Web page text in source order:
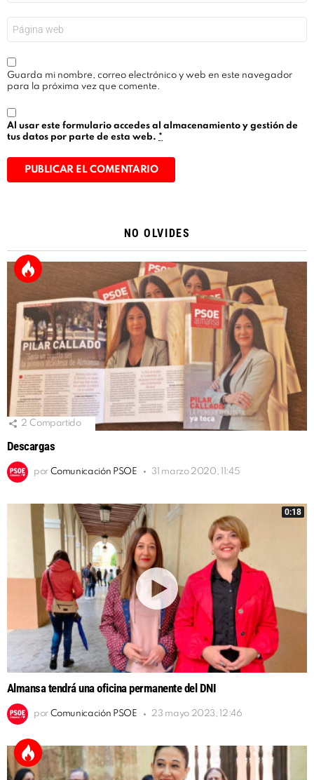
*
Guarda mi nombre, correo electrónico y web en este navegador
para la próxima vez que comente.
Al usar este formulario accedes al almacenamiento y gestión de
tus datos por parte de esta web. *
NO OLVIDES
2 Compartido
Descargas
por Comunicación PSOE 31 marzo 2020, 11:45
0:18
Almansa tendrá una oficina permanente del DNI
por Comunicación PSOE 23 mayo 2023, 12:46